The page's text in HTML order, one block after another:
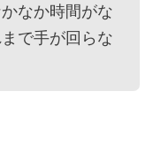
なか時間がな
で手が回らな